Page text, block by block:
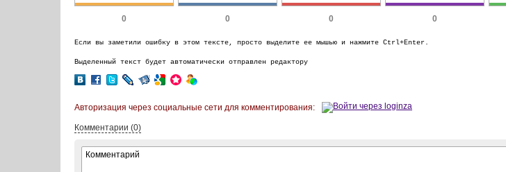
0 0 0 0
Если вы заметили ошибку в этом тексте, просто выделите ее мышью и нажмите Ctrl+Enter.
Выделенный текст будет автоматически отправлен редактору
Авторизация через социальные сети для комментирования:
Комментарии (0)